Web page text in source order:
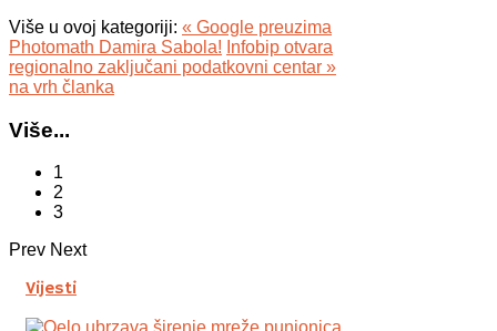
Više u ovoj kategoriji: « Google preuzima
Photomath Damira Sabola! Infobip otvara
regionalno zaključani podatkovni centar »
na vrh članka
Više...
1
2
3
Prev Next
Vijesti